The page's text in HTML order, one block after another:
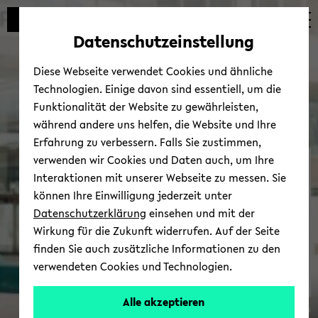
Automatische
vermeiden
zum
wechseln
zum
wechseln
zum
wechseln
Fort­bil­dun­gen für For­
schen­de und Leh­ren­de
© Uni­ver­si­tät Bie­le­feld
Datenschutzeinstellung
Diese Webseite verwendet Cookies und ähnliche
Technologien. Einige davon sind essentiell, um die
Funktionalität der Website zu gewährleisten,
während andere uns helfen, die Website und Ihre
Erfahrung zu verbessern. Falls Sie zustimmen,
verwenden wir Cookies und Daten auch, um Ihre
Interaktionen mit unserer Webseite zu messen. Sie
können Ihre Einwilligung jederzeit unter
Datenschutzerklärung einsehen und mit der
Wirkung für die Zukunft widerrufen. Auf der Seite
finden Sie auch zusätzliche Informationen zu den
verwendeten Cookies und Technologien.
Alle akzeptieren